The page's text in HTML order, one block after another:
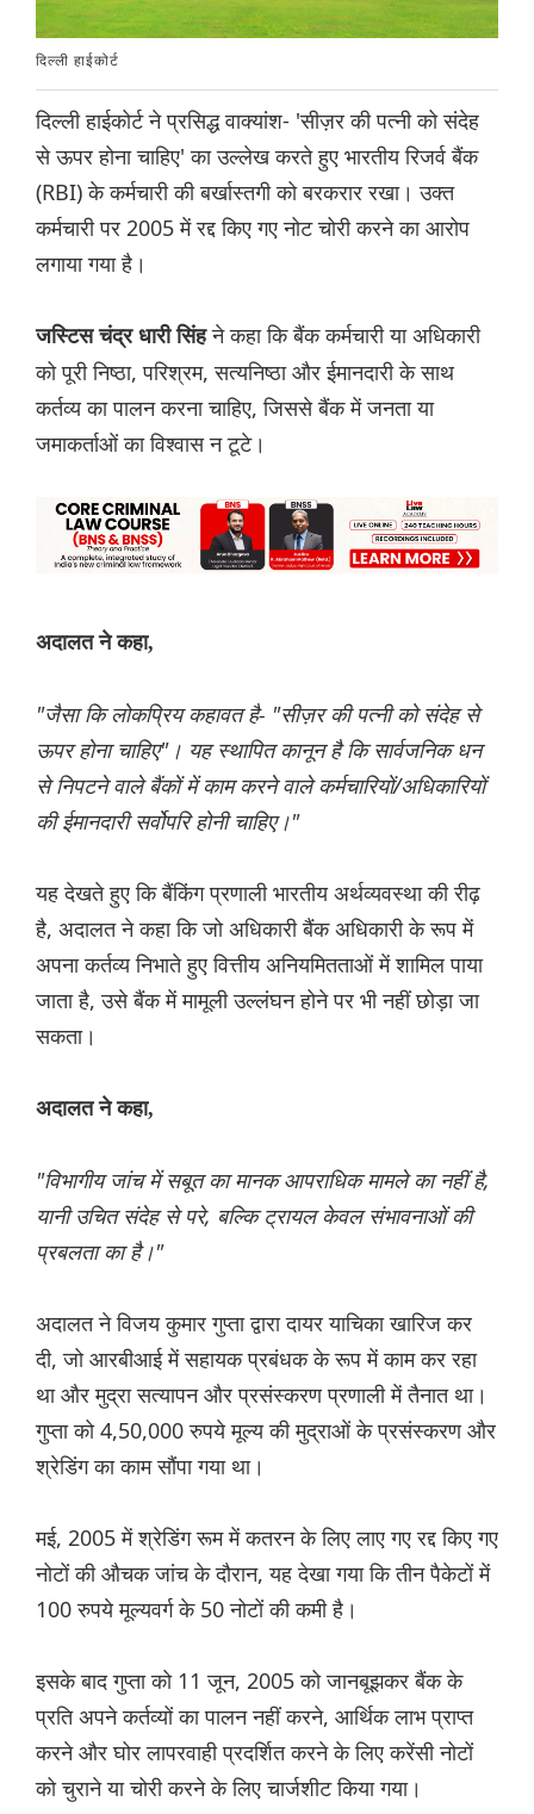
दिल्ली हाईकोर्ट
दिल्ली हाईकोर्ट ने प्रसिद्ध वाक्यांश- 'सीज़र की पत्नी को संदेह
से ऊपर होना चाहिए' का उल्लेख करते हुए भारतीय रिजर्व बैंक
(RBI) के कर्मचारी की बर्खास्तगी को बरकरार रखा। उक्त
कर्मचारी पर 2005 में रद्द किए गए नोट चोरी करने का आरोप
लगाया गया है।
जस्टिस चंद्र धारी सिंहने कहा कि बैंक कर्मचारी या अधिकारी
को पूरी निष्ठा, परिश्रम, सत्यनिष्ठा और ईमानदारी के साथ
कर्तव्य का पालन करना चाहिए, जिससे बैंक में जनता या
जमाकर्ताओं का विश्वास न टूटे।
अदालत ने कहा,
"जैसा कि लोकप्रिय कहावत है- "सीज़र की पत्नी को संदेह से
ऊपर होना चाहिए"। यह स्थापित कानून है कि सार्वजनिक धन
से निपटने वाले बैंकों में काम करने वाले कर्मचारियों/अधिकारियों
की ईमानदारी सर्वोपरि होनी चाहिए।"
यह देखते हुए कि बैंकिंग प्रणाली भारतीय अर्थव्यवस्था की रीढ़
है, अदालत ने कहा कि जो अधिकारी बैंक अधिकारी के रूप में
अपना कर्तव्य निभाते हुए वित्तीय अनियमितताओं में शामिल पाया
जाता है, उसे बैंक में मामूली उल्लंघन होने पर भी नहीं छोड़ा जा
सकता।
अदालत ने कहा,
"विभागीय जांच में सबूत का मानक आपराधिक मामले का नहीं है,
यानी उचित संदेह से परे, बल्कि ट्रायल केवल संभावनाओं की
प्रबलता का है।"
अदालत ने विजय कुमार गुप्ता द्वारा दायर याचिका खारिज कर
दी, जो आरबीआई में सहायक प्रबंधक के रूप में काम कर रहा
था और मुद्रा सत्यापन और प्रसंस्करण प्रणाली में तैनात था।
गुप्ता को 4,50,000 रुपये मूल्य की मुद्राओं के प्रसंस्करण और
श्रेडिंग का काम सौंपा गया था।
मई, 2005 में श्रेडिंग रूम में कतरन के लिए लाए गए रद्द किए गए
नोटों की औचक जांच के दौरान, यह देखा गया कि तीन पैकेटों में
100 रुपये मूल्यवर्ग के 50 नोटों की कमी है।
इसके बाद गुप्ता को 11 जून, 2005 को जानबूझकर बैंक के
प्रति अपने कर्तव्यों का पालन नहीं करने, आर्थिक लाभ प्राप्त
करने और घोर लापरवाही प्रदर्शित करने के लिए करेंसी नोटों
को चुराने या चोरी करने के लिए चार्जशीट किया गया।